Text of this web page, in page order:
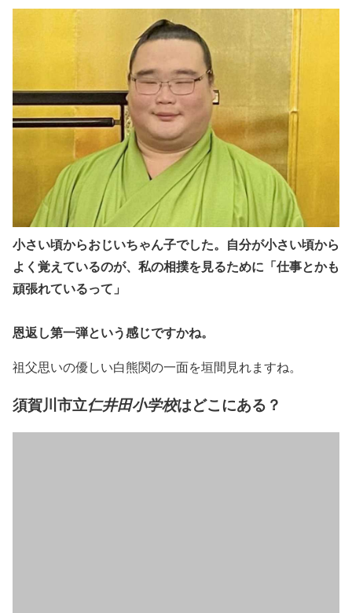
小さい頃からおじいちゃん子でした。自分が小さい頃から
よく覚えているのが、私の相撲を見るために「仕事とかも
頑張れているって」
恩返し第一弾という感じですかね。
祖父思いの優しい白熊関の一面を垣間見れますね。
須賀川市立仁井田小学校はどこにある？